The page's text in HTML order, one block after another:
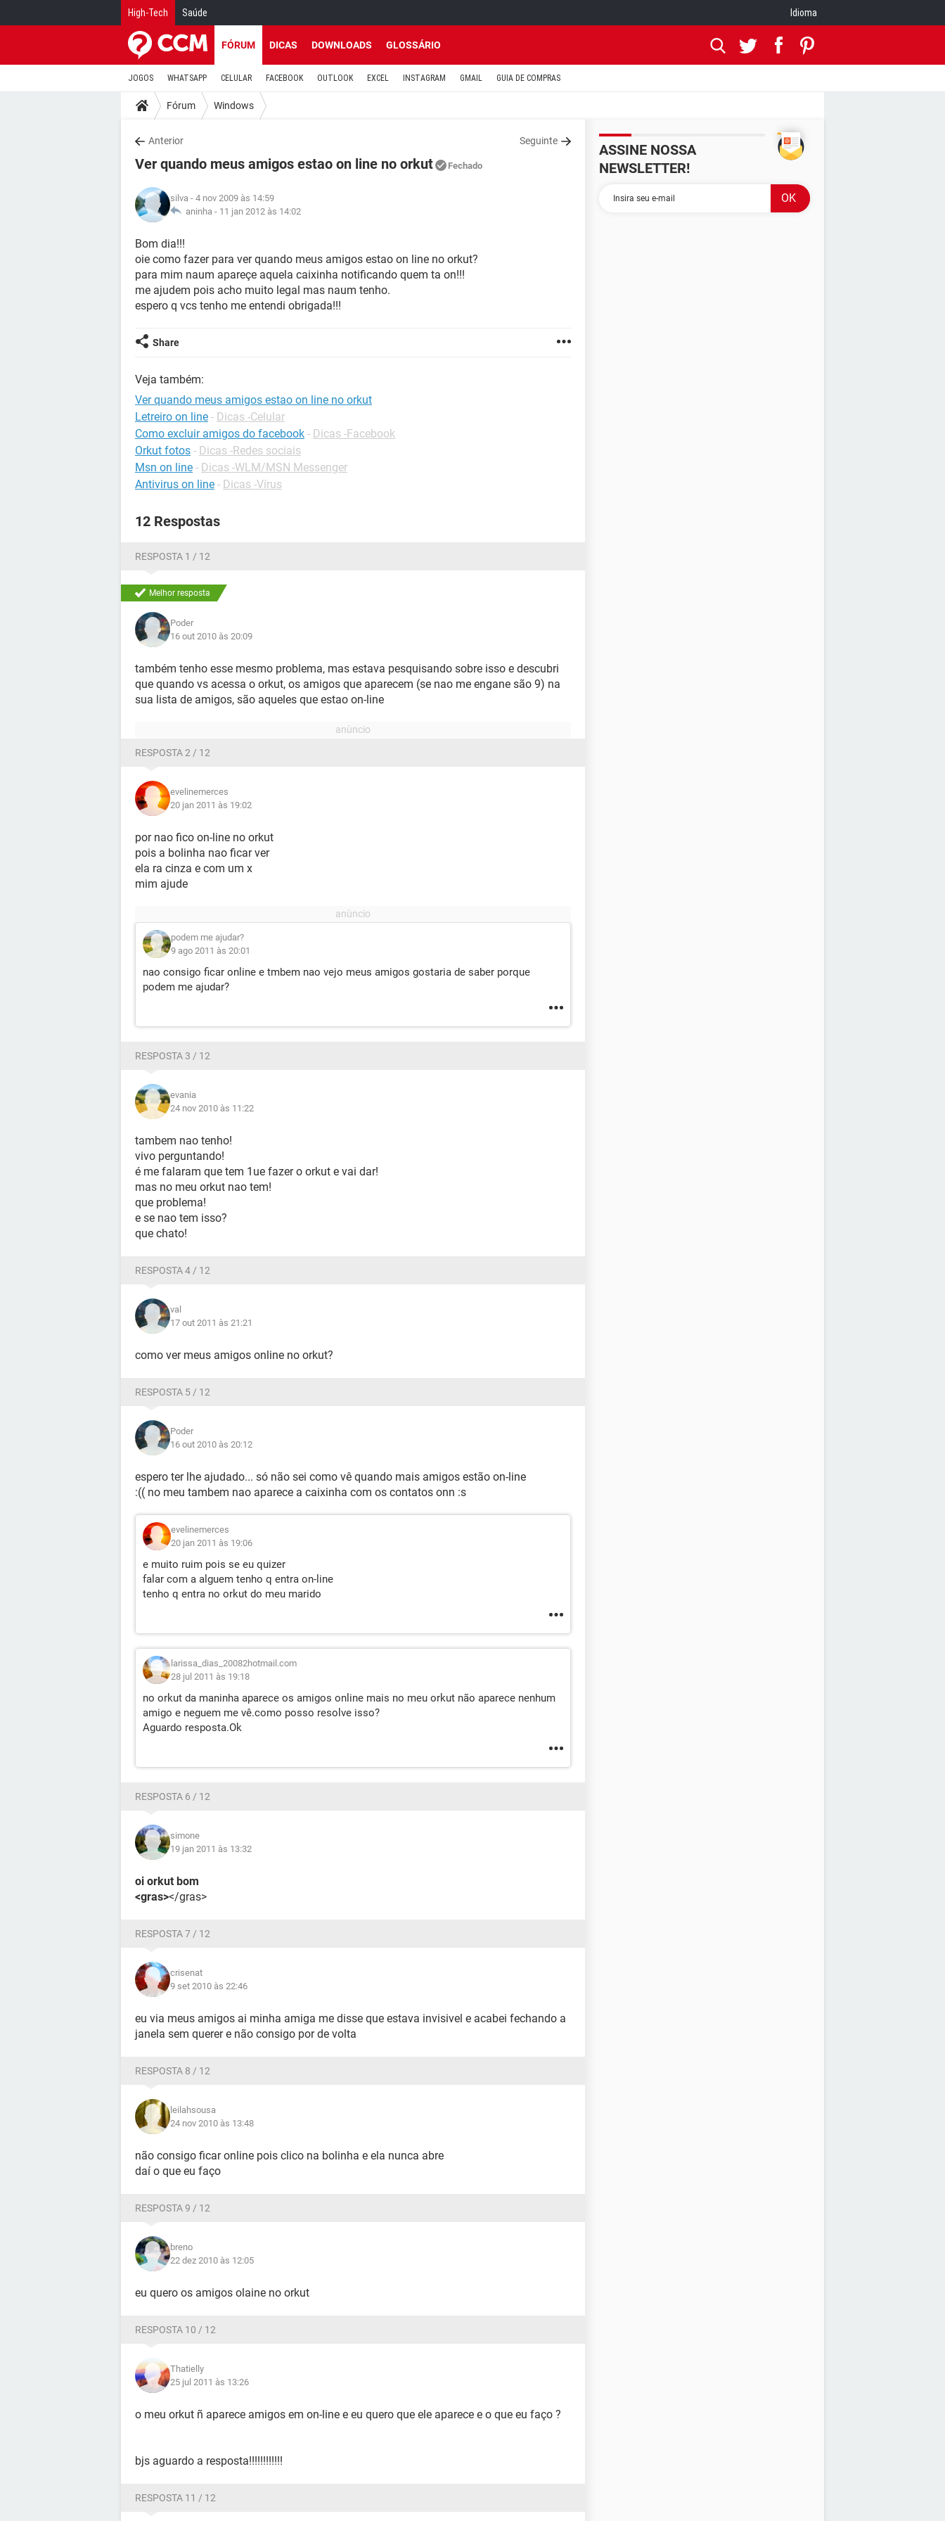
High-Tech Saúde Idioma
FÓRUM DICAS DOWNLOADS GLOSSÁRIO
JOGOS WHATSAPP CELULAR FACEBOOK OUTLOOK EXCEL INSTAGRAM GMAIL GUIA DE COMPRAS
Fórum Windows
Anterior Seguinte
Ver quando meus amigos estao on line no orkut Fechado
silva - 4 nov 2009 às 14:59
aninha - 11 jan 2012 às 14:02
Bom dia!!!
oie como fazer para ver quando meus amigos estao on line no orkut?
para mim naum apareçe aquela caixinha notificando quem ta on!!!
me ajudem pois acho muito legal mas naum tenho.
espero q vcs tenho me entendi obrigada!!!
Share
Veja também:
Ver quando meus amigos estao on line no orkut
Letreiro on line - Dicas -Celular
Como excluir amigos do facebook - Dicas -Facebook
Orkut fotos - Dicas -Redes sociais
Msn on line - Dicas -WLM/MSN Messenger
Antivirus on line - Dicas -Vírus
12 Respostas
RESPOSTA 1 / 12
Melhor resposta
Poder
16 out 2010 às 20:09
também tenho esse mesmo problema, mas estava pesquisando sobre isso e descubri
que quando vs acessa o orkut, os amigos que aparecem (se nao me engane são 9) na
sua lista de amigos, são aqueles que estao on-line
RESPOSTA 2 / 12
evelinemerces
20 jan 2011 às 19:02
por nao fico on-line no orkut
pois a bolinha nao ficar ver
ela ra cinza e com um x
mim ajude
podem me ajudar?
9 ago 2011 às 20:01
nao consigo ficar online e tmbem nao vejo meus amigos gostaria de saber porque
podem me ajudar?
RESPOSTA 3 / 12
evania
24 nov 2010 às 11:22
tambem nao tenho!
vivo perguntando!
é me falaram que tem 1ue fazer o orkut e vai dar!
mas no meu orkut nao tem!
que problema!
e se nao tem isso?
que chato!
RESPOSTA 4 / 12
val
17 out 2011 às 21:21
como ver meus amigos online no orkut?
RESPOSTA 5 / 12
Poder
16 out 2010 às 20:12
espero ter lhe ajudado... só não sei como vê quando mais amigos estão on-line
:(( no meu tambem nao aparece a caixinha com os contatos onn :s
evelinemerces
20 jan 2011 às 19:06
e muito ruim pois se eu quizer
falar com a alguem tenho q entra on-line
tenho q entra no orkut do meu marido
larissa_dias_20082hotmail.com
28 jul 2011 às 19:18
no orkut da maninha aparece os amigos online mais no meu orkut não aparece nenhum
amigo e neguem me vê.como posso resolve isso?
Aguardo resposta.Ok
RESPOSTA 6 / 12
simone
19 jan 2011 às 13:32
oi orkut bom
<gras></gras>
RESPOSTA 7 / 12
crisenat
9 set 2010 às 22:46
eu via meus amigos ai minha amiga me disse que estava invisivel e acabei fechando a
janela sem querer e não consigo por de volta
RESPOSTA 8 / 12
leilahsousa
24 nov 2010 às 13:48
não consigo ficar online pois clico na bolinha e ela nunca abre
daí o que eu faço
RESPOSTA 9 / 12
breno
22 dez 2010 às 12:05
eu quero os amigos olaine no orkut
RESPOSTA 10 / 12
Thatielly
25 jul 2011 às 13:26
o meu orkut ñ aparece amigos em on-line e eu quero que ele aparece e o que eu faço ?
bjs aguardo a resposta!!!!!!!!!!!!
RESPOSTA 11 / 12
ASSINE NOSSA
NEWSLETTER!